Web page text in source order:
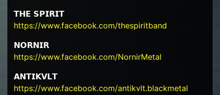
𝗧𝗛𝗘 𝗦𝗣𝗜𝗥𝗜𝗧
https://www.facebook.com/thespiritband
𝗡𝗢𝗥𝗡𝗜𝗥
https://www.facebook.com/NornirMetal
𝗔𝗡𝗧𝗜𝗞𝗩𝗟𝗧
https://www.facebook.com/antikvlt.blackmetal